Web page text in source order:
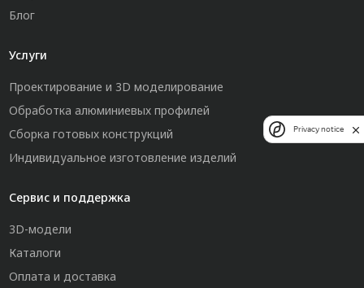
Блог
Услуги
Проектирование и 3D моделирование
Обработка алюминиевых профилей
Сборка готовых конструкций
Индивидуальное изготовление изделий
Сервис и поддержка
3D-модели
Каталоги
Оплата и доставка
Privacy notice